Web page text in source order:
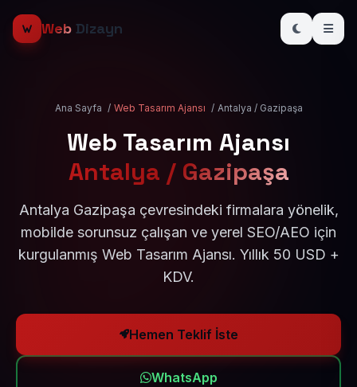
Web Dizayn
Ana Sayfa / Web Tasarım Ajansı / Antalya / Gazipaşa
Web Tasarım Ajansı
Antalya / Gazipaşa
Antalya Gazipaşa çevresindeki firmalara yönelik,
mobilde sorunsuz çalışan ve yerel SEO/AEO için
kurgulanmış Web Tasarım Ajansı. Yıllık 50 USD +
KDV.
Hemen Teklif İste
WhatsApp